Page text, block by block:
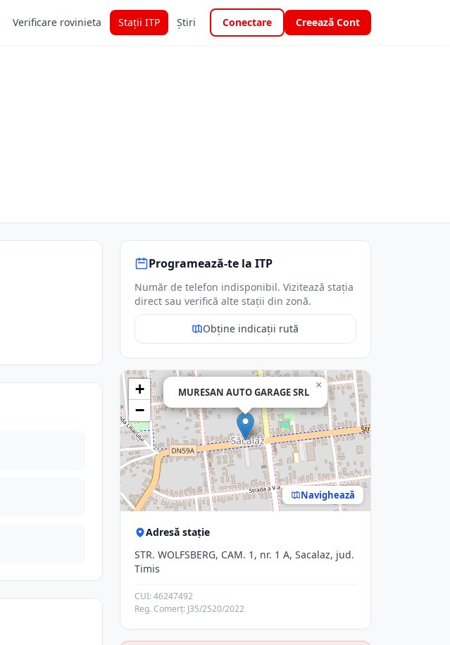
Verificare rovinieta Stații ITP Știri Conectare Creează Cont
Programează-te la ITP
Număr de telefon indisponibil. Vizitează stația
direct sau verifică alte stații din zonă.
Obține indicații rută
MURESAN AUTO GARAGE SRL
×
+
−
Navighează
Adresă stație
STR. WOLFSBERG, CAM. 1, nr. 1 A, Sacalaz, jud.
Timis
CUI: 46247492
Reg. Comerț: J35/2520/2022